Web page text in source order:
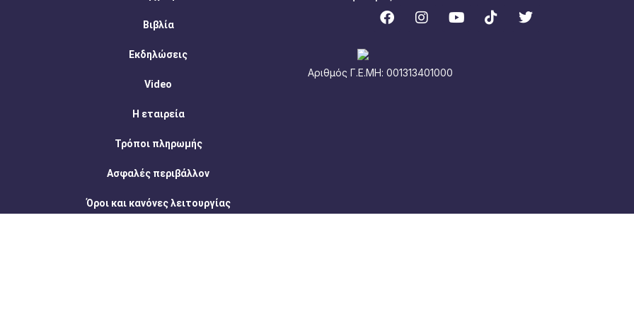
Βιβλία
Εκδηλώσεις
Video
Η εταιρεία
Τρόποι πληρωμής
Ασφαλές περιβάλλον
Όροι και κανόνες λειτουργίας
Αριθμός Γ.Ε.ΜΗ: 001313401000